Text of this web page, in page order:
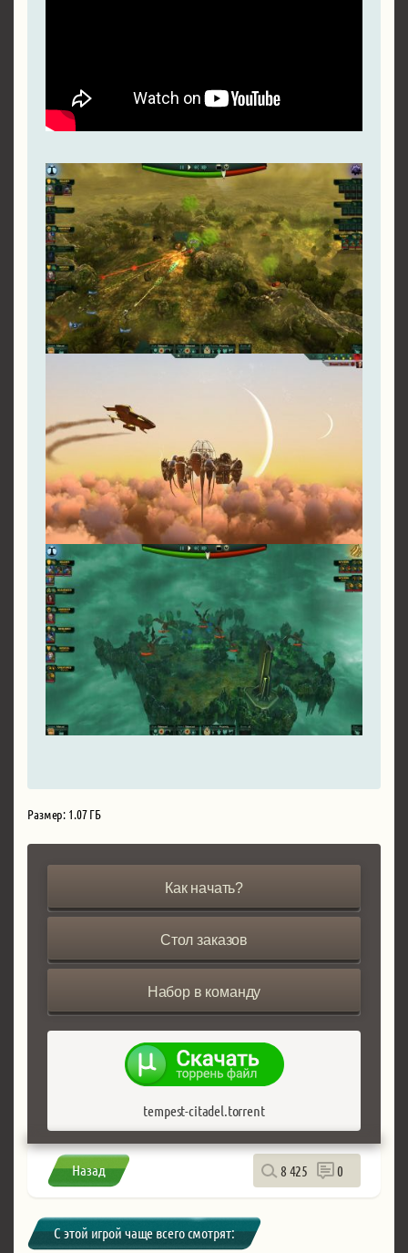
Размер: 1.07 ГБ
Как начать?
Стол заказов
Набор в команду
tempest-citadel.torrent
Назад 8 425 0
С этой игрой чаще всего смотрят: